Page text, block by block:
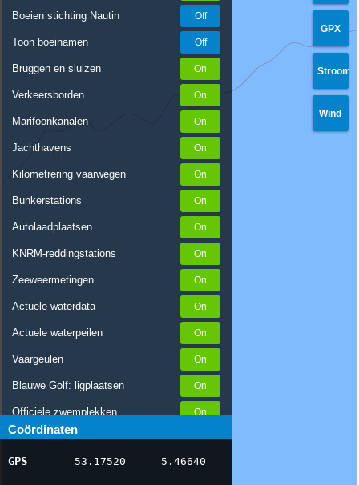
Boeien stichting Nautin
Toon boeinamen
Bruggen en sluizen
Verkeersborden
Marifoonkanalen
Jachthavens
Kilometrering vaarwegen
Bunkerstations
Autolaadplaatsen
KNRM-reddingstations
Zeeweermetingen
Actuele waterdata
Actuele waterpeilen
Vaargeulen
Blauwe Golf: ligplaatsen
Officiele zwemplekken
Stremmingen/hinder
AIS scheepsposities
Coördinaten
GPS 53.17520 5.46640
GPX
Stroom
Wind